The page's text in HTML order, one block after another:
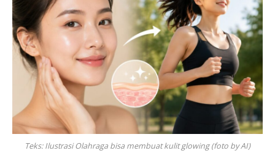
Teks: Ilustrasi Olahraga bisa membuat kulit glowing (foto by AI)